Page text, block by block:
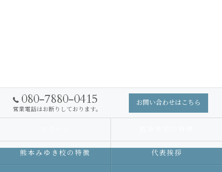
080-7880-0415
営業電話はお断りしております。
お問い合わせはこちら
熊本みゆき校の特徴 代表挨拶